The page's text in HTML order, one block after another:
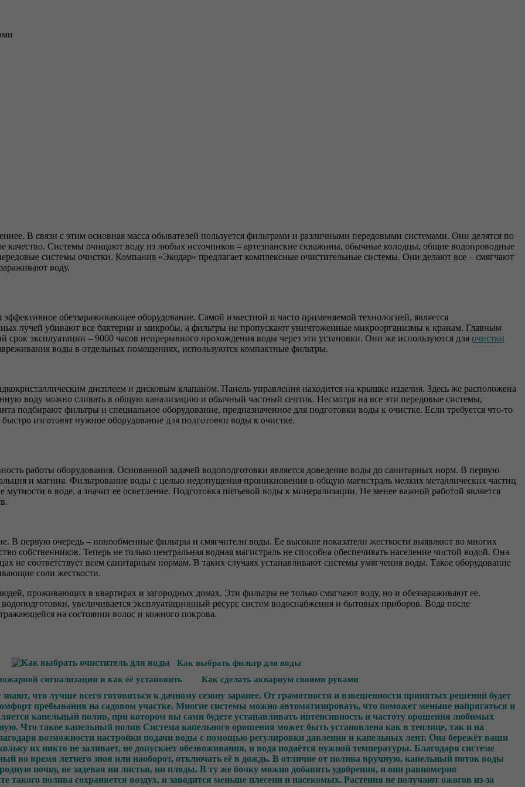
В связи с этим основная масса обывателей пользуется фильтрами и различными передовыми системами. Они делятся по
качество. Системы очищают воду из любых источников – артезианские скважины, обычные колодцы, общие водопроводные
системы очистки. Компания «Экодар» предлагает комплексные очистительные системы. Они делают все – смягчают
воду.
обеззараживающее оборудование. Самой известной и часто применяемой технологией, является
лучей убивают все бактерии и микробы, а фильтры не пропускают уничтоженные микроорганизмы к кранам. Главным
срок эксплуатации – 9000 часов непрерывного прохождения воды через эти установки. Они же используются для очистки
воды в отдельных помещениях, используются компактные фильтры.
дисплеем и дисковым клапаном. Панель управления находится на крышке изделия. Здесь же расположена
воду можно сливать в общую канализацию и обычный частный септик. Несмотря на все эти передовые системы,
подбирают фильтры и специальное оборудование, предназначенное для подготовки воды к очистке. Если требуется что-то
изготовят нужное оборудование для подготовки воды к очистке.
работы оборудования. Основанной задачей водоподготовки является доведение воды до санитарных норм. В первую
и магния. Фильтрование воды с целью недопущения проникновения в общую магистраль мелких металлических частиц
в воде, а значит ее осветление. Подготовка питьевой воды к минерализации. Не менее важной работой является
В первую очередь – ионообменные фильтры и смягчители воды. Ее высокие показатели жесткости выявляют во многих
собственников. Теперь не только центральная водная магистраль не способна обеспечивать население чистой водой. Она
не соответствует всем санитарным нормам. В таких случаях устанавливают системы умягчения воды. Такое оборудование
соли жесткости.
проживающих в квартирах и загородных домах. Эти фильтры не только смягчают воду, но и обеззараживают ее.
увеличивается эксплуатационный ресурс систем водоснабжения и бытовых приборов. Вода после
на состоянии волос и кожного покрова.
Как выбрать фильтр для воды
сигнализации и как её установить
Как сделать аквариум своими руками